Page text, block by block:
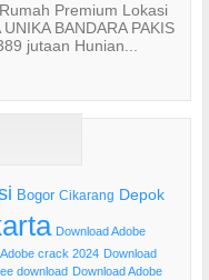
Premium Lokasi
BANDARA PAKIS
jutaan Hunian...
Bogor Cikarang Depok
Download Adobe
crack 2024 Download
download Download Adobe